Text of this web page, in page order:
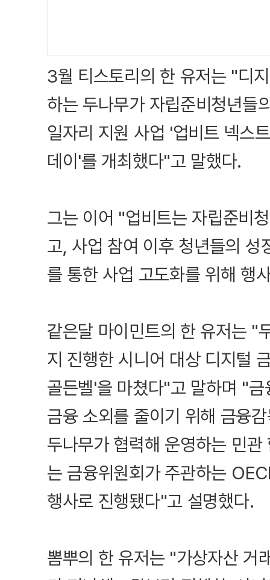
3월 티스토리의 한 유저는 "디
하는 두나무가 자립준비청년들
일자리 지원 사업 '업비트 넥스
데이'를 개최했다"고 말했다.
그는 이어 "업비트는 자립준비
고, 사업 참여 이후 청년들의
를 통한 사업 고도화를 위해 행
같은달 마이민트의 한 유저는 "
지 진행한 시니어 대상 디지털
골든벨'을 마쳤다"고 말하며 "
금융 소외를 줄이기 위해 금융
두나무가 협력해 운영하는 민
는 금융위원회가 주관하는
행사로 진행됐다"고 설명했다.
뽐뿌의 한 유저는 "가상자산 거